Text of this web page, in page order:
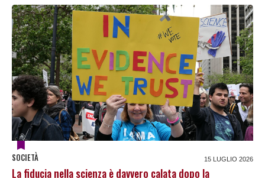
SOCIETÀ 15 LUGLIO 2026
La fiducia nella scienza è davvero calata dopo la